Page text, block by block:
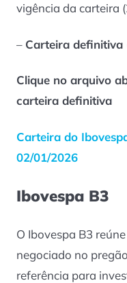
vigência da carteira
– Carteira definitiva
Clique no arquivo
carteira definitiva
Carteira do
02/01/2026
Ibovespa B3
O Ibovespa B3
negociado no
referência para